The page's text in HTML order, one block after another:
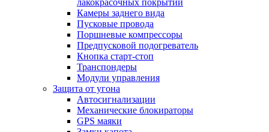
лакокрасочных покрытий
Камеры заднего вида
Пусковые провода
Поршневые компрессоры
Предпусковой подогреватель
Кнопка старт-стоп
Транспондеры
Модули управления
Защита от угона
Автосигнализации
Механические блoкираторы
GPS маяки